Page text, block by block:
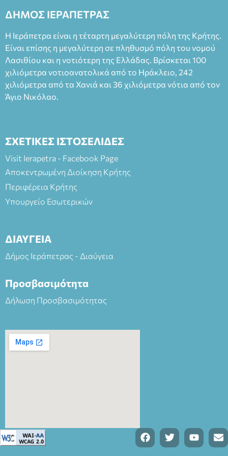
Φεδερίκο. Σκηνοθεσία: Βαγγέλης Θεοδωρόπουλος Είσοδος: :
άνω των 65 Προπώληση: Βιβλιοπωλείο Πάπυρος (Πλατεία
Πλαστήρα), E&G Mini market (Δημοκρατίας 39 Ιεράπετρα)
και στο more.com Χώρος: 3ο Γυμνάσιο Ιεράπετρας
(Είσοδος ΕΠΑ.Λ.) Έναρξη 21:15 Οργάνωση: ΚΝΩΣΟΣ
ΘΕΑΤΡΙΚΕΣ ΠΑΡΑΓΩΓΕΣ ΕΕ
ΔΗΜΟΣ ΙΕΡΑΠΕΤΡΑΣ
Η Ιεράπετρα είναι η τέταρτη μεγαλύτερη πόλη της Κρήτης.
Είναι επίσης η μεγαλύτερη σε πληθυσμό πόλη του νομού
Λασιθίου και η νοτιότερη της Ελλάδας. Βρίσκεται 100
χιλιόμετρα νοτιοανατολικά από το Ηράκλειο, 242
χιλιόμετρα από τα Χανιά και 36 χιλιόμετρα νότια από τον
Άγιο Νικόλαο.
ΣΧΕΤΙΚΕΣ ΙΣΤΟΣΕΛΙΔΕΣ
Visit Ierapetra - Facebook Page
Αποκεντρωμένη Διοίκηση Κρήτης
Περιφέρεια Κρήτης
Υπουργείο Εσωτερικών
ΔΙΑΥΓΕΙΑ
Δήμος Ιεράπετρας - Διαύγεια
Προσβασιμότητα
Δήλωση Προσβασιμότητας